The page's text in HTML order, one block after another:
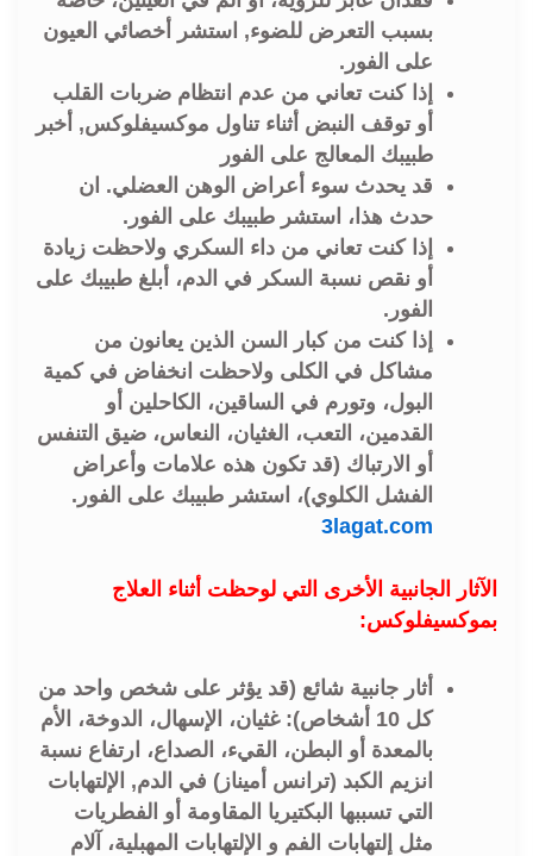
بسبب التعرض للضوء, استشر أخصائي العيون
على الفور.
إذا كنت تعاني من عدم انتظام ضربات القلب
أو توقف النبض أثناء تناول موكسيفلوكس, أخبر
طبيبك المعالج على الفور
قد يحدث سوء أعراض الوهن العضلي. ان
حدث هذا، استشر طبيبك على الفور.
إذا كنت تعاني من داء السكري ولاحظت زيادة
أو نقص نسبة السكر في الدم، أبلغ طبيبك على
الفور.
إذا كنت من كبار السن الذين يعانون من
مشاكل في الكلى ولاحظت انخفاض في كمية
البول، وتورم في الساقين، الكاحلين أو
القدمين، التعب، الغثيان، النعاس، ضيق التنفس
أو الارتباك (قد تكون هذه علامات وأعراض
الفشل الكلوي)، استشر طبيبك على الفور.
3lagat.com
الآثار الجانبية الأخرى التي لوحظت أثناء العلاج
بموكسيفلوكس:
أثار جانبية شائع (قد يؤثر على شخص واحد من
كل 10 أشخاص): غثيان، الإسهال، الدوخة، الأم
بالمعدة أو البطن، القيء، الصداع، ارتفاع نسبة
انزيم الكبد (ترانس أميناز) في الدم, الإلتهابات
التي تسببها البكتيريا المقاومة أو الفطريات
مثل إلتهابات الفم و الإلتهابات المهبلية، آلام